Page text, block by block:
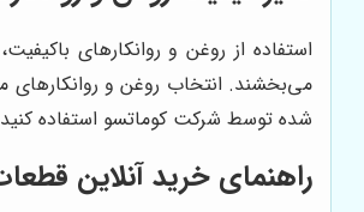
استفاده از روغن و روانکارهای
می‌بخشند. انتخاب روغن و روانکارهای
شده توسط شرکت کوماتسو استفاده
راهنمای خرید آنلاین